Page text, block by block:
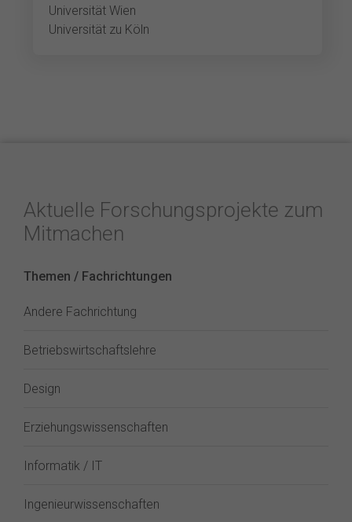
Universität Wien
Universität zu Köln
Aktuelle Forschungsprojekte zum
Mitmachen
Themen / Fachrichtungen
Andere Fachrichtung
Betriebswirtschaftslehre
Design
Erziehungswissenschaften
Informatik / IT
Ingenieurwissenschaften